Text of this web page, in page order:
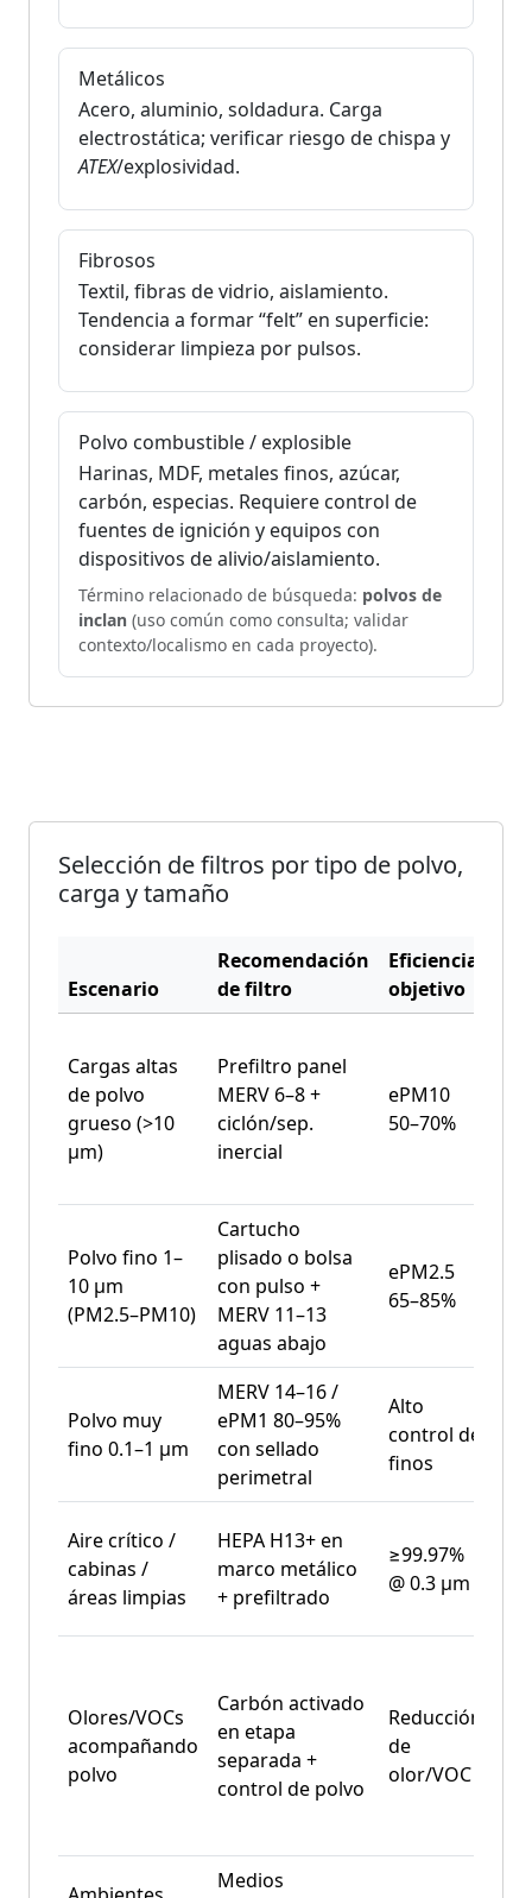
Metálicos
Acero, aluminio, soldadura. Carga
electrostática; verificar riesgo de chispa y
ATEX/explosividad.
Fibrosos
Textil, fibras de vidrio, aislamiento.
Tendencia a formar “felt” en superficie:
considerar limpieza por pulsos.
Polvo combustible / explosible
Harinas, MDF, metales finos, azúcar,
carbón, especias. Requiere control de
fuentes de ignición y equipos con
dispositivos de alivio/aislamiento.
Término relacionado de búsqueda: polvos de
inclan (uso común como consulta; validar
contexto/localismo en cada proyecto).
Selección de filtros por tipo de polvo,
carga y tamaño
Escenario
Recomendación
de filtro
Eficiencia
objetivo
Cargas altas
de polvo
grueso (>10
μm)
Prefiltro panel
MERV 6–8 +
ciclón/sep.
inercial
ePM10
50–70%
Polvo fino 1–
10 μm
(PM2.5–PM10)
Cartucho
plisado o bolsa
con pulso +
MERV 11–13
aguas abajo
ePM2.5
65–85%
Polvo muy
fino 0.1–1 μm
MERV 14–16 /
ePM1 80–95%
con sellado
perimetral
Alto
control de
finos
Aire crítico /
cabinas /
áreas limpias
HEPA H13+ en
marco metálico
+ prefiltrado
≥99.97%
@ 0.3 μm
Olores/VOCs
acompañando
polvo
Carbón activado
en etapa
separada +
control de polvo
Reducción
de
olor/VOC
Medios